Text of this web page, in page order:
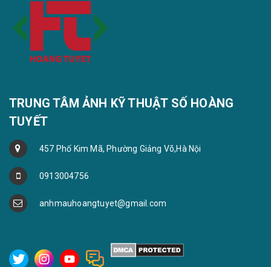
TRUNG TÂM ẢNH KỸ THUẬT SỐ HOÀNG
TUYẾT
457 Phố Kim Mã, Phường Giảng Võ,Hà Nội
0913004756
anhmauhoangtuyet@gmail.com